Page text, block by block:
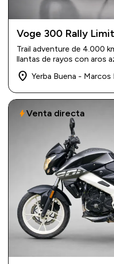
2025 4.000 km
$ 7.200.000
Voge 300 Rally
Trail adventure de 4.000
llantas de rayos con aros
manos.
place Yerba Buena - Marcos
boltVenta directa